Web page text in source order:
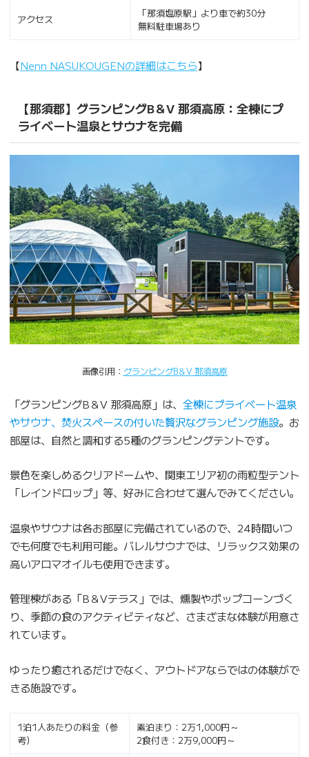
アクセス
「那須塩原駅」より車で約30分
無料駐車場あり
【Nenn NASUKOUGENの詳細はこちら】
【那須郡】グランピングB＆V 那須高原：全棟にプ
ライベート温泉とサウナを完備
画像引用： グランピングB＆V 那須高原
「グランピングB＆V 那須高原」は、 全棟にプライベート温泉
やサウナ、焚火スペースの付いた贅沢なグランピング施設。お
部屋は、自然と調和する5種のグランピングテントです。
景色を楽しめるクリアドームや、関東エリア初の雨粒型テント
「レインドロップ」等、好みに合わせて選んでみてください。
温泉やサウナは各お部屋に完備されているので、24時間いつ
でも何度でも利用可能。バレルサウナでは、リラックス効果の
高いアロマオイルも使用できます。
管理棟がある「B＆Vテラス」では、燻製やポップコーンづく
り、季節の食のアクティビティなど、さまざまな体験が用意さ
れています。
ゆったり癒されるだけでなく、アウトドアならではの体験がで
きる施設です。
1泊1人あたりの料金（参
考）
素泊まり：2万1,000円～
2食付き：2万9,000円～